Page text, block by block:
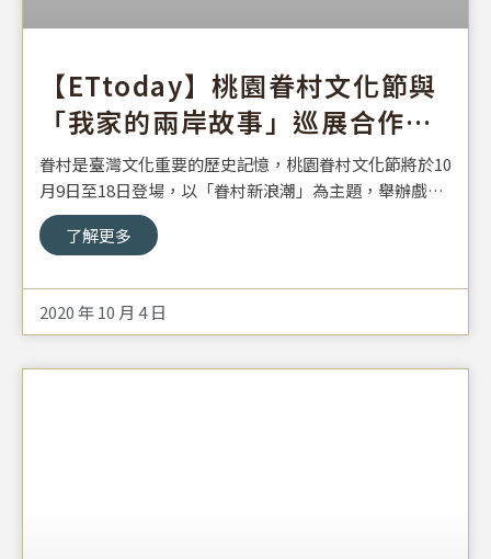
【ETtoday】桃園眷村文化節與
「我家的兩岸故事」巡展合作
看見遷臺歷史記憶
眷村是臺灣文化重要的歷史記憶，桃園眷村文化節將於10
月9日至18日登場，以「眷村新浪潮」為主題，舉辦戲
劇、展覽、電影、表演、美食等50餘場系列活動體驗；市
府今年也首度與沈春池文教基金會合作，即日起至18日舉
容豐富多元，歡迎市民朋友前往參觀。
了解更多
2020 年 10 月 4 日